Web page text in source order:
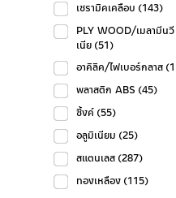
เซรามิคเคลือบ (143)
PLY WOOD/เมลามีนวี
เนีย (51)
อาคิลิค/ไฟเบอร์กลาส
พลาสติก ABS (45)
ซิ้งค์ (55)
อลูมิเนียม (25)
สแตนเลส (287)
ทองเหลือง (115)